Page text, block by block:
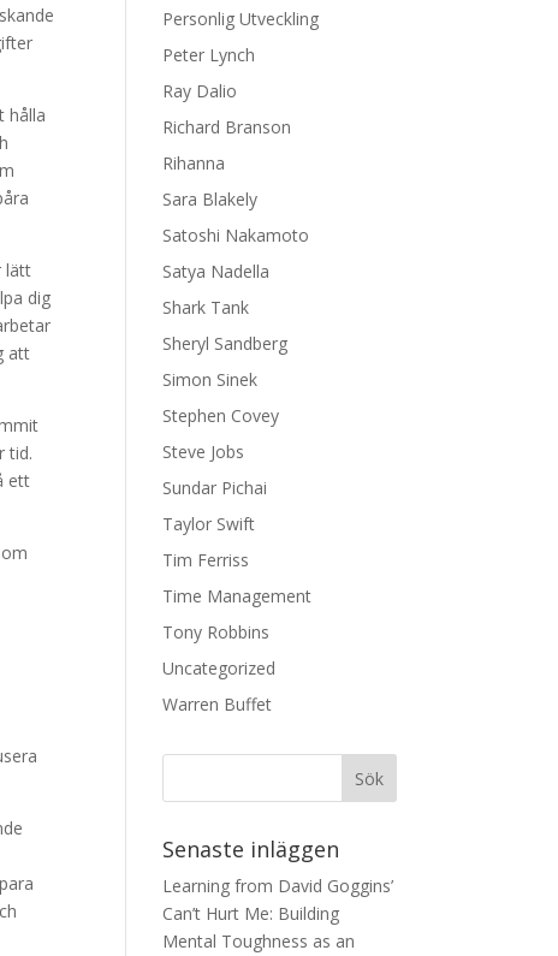
hålla
lätt
dig
att
tid.
ett
Personlig Utveckling
Peter Lynch
Ray Dalio
Richard Branson
Rihanna
Sara Blakely
Satoshi Nakamoto
Satya Nadella
Shark Tank
Sheryl Sandberg
Simon Sinek
Stephen Covey
Steve Jobs
Sundar Pichai
Taylor Swift
Tim Ferriss
Time Management
Tony Robbins
Uncategorized
Warren Buffet
Senaste inläggen
Learning from David Goggins’
Can’t Hurt Me: Building
Mental Toughness as an